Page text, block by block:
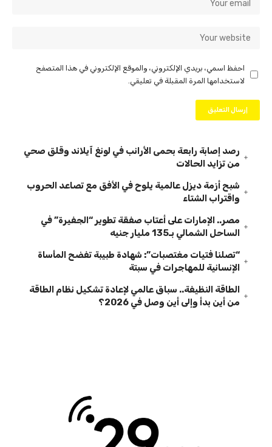
احفظ اسمي، بريدي الإلكتروني، والموقع الإلكتروني في هذا المتصفح
لاستخدامها المرة المقبلة في تعليقي.
رصد إصابة رابعة بحمى الأرانب في لونغ آيلاند وقلق صحي
من تزايد الحالات
شبح أزمة ديزل عالمية يلوح في الأفق مع تصاعد الحروب
واقتراب الشتاء
مصر.. الإمارات على أعتاب صفقة تطوير “الجفيرة” في
الساحل الشمالي بـ135 مليار جنيه
“تصلنا فتيات مغتصبات”: شهادة طبيبة تفضح المأساة
الإنسانية للمهاجرات في سبتة
الطاقة النظيفة.. سباق عالمي لإعادة تشكيل نظام الطاقة
من أين بدأ وإلى أين وصل في 2026؟